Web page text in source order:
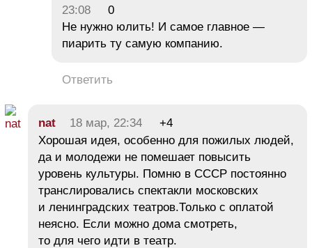
23:08
0
Не нужно юлить! И самое главное —
пиарить ту самую компанию.
Ответить
nat 18 мар, 22:34
+4
Хорошая идея, особенно для пожилых людей,
да и молодежи не помешает повысить
уровень культуры. Помню в СССР постоянно
транслировались спектакли московских
и ленинградских театров.Только с оплатой
неясно. Если можно дома смотреть,
то для чего идти в театр.